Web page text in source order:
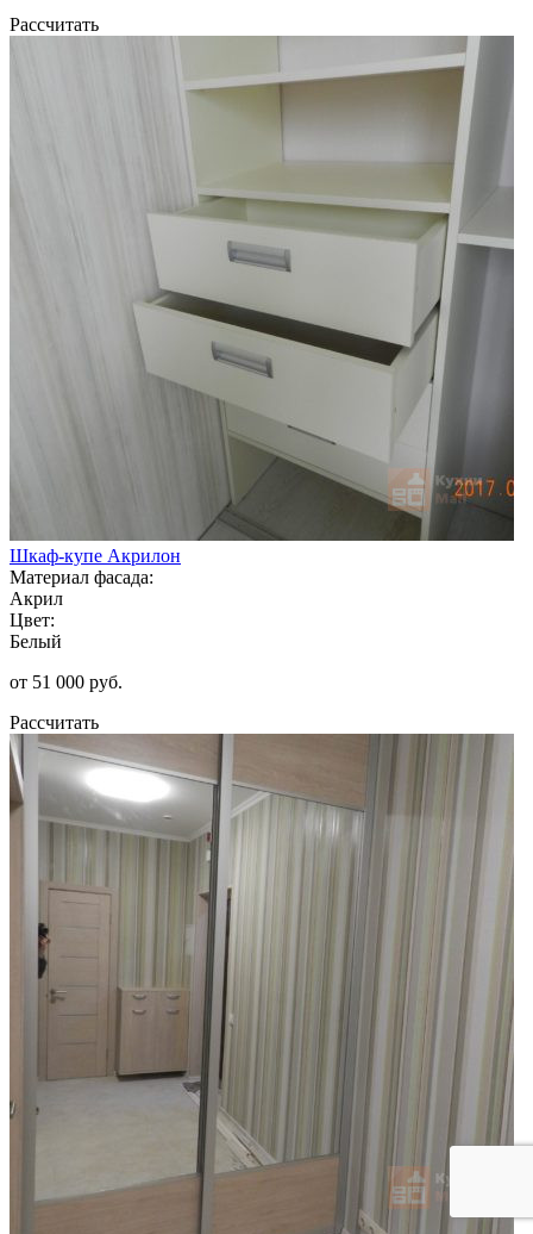
Рассчитать
Шкаф-купе Акрилон
Материал фасада:
Акрил
Цвет:
Белый
от 51 000 руб.
Рассчитать